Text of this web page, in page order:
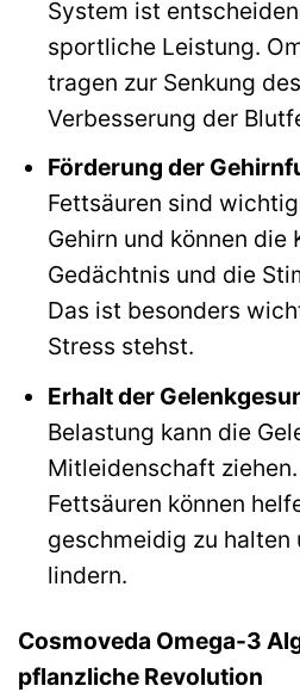
System ist
sportliche Leistung.
tragen zur Senkung
Verbesserung der
Förderung der
Fettsäuren sind
Gehirn und können die
Gedächtnis und die
Das ist besonders
Stress stehst.
Erhalt der
Belastung kann die
Mitleidenschaft
Fettsäuren können
geschmeidig zu halten
lindern.
Cosmoveda Omega-3
pflanzliche Revolution